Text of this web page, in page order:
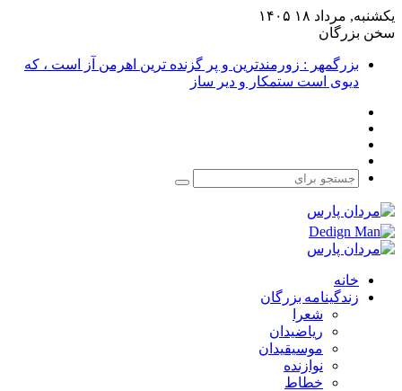
یکشنبه, مرداد ۱۸ ۱۴۰۵
سخن بزرگان
بزرگمهر : زورمندترین و پر گزنده ترین اهرمن آز است ، که
دیوی است ستمکار و دیر ساز
جستجو
خانه
زندگینامه بزرگان
شعرا
ریاضیدان
موسیقیدان
نوازنده
خطاط